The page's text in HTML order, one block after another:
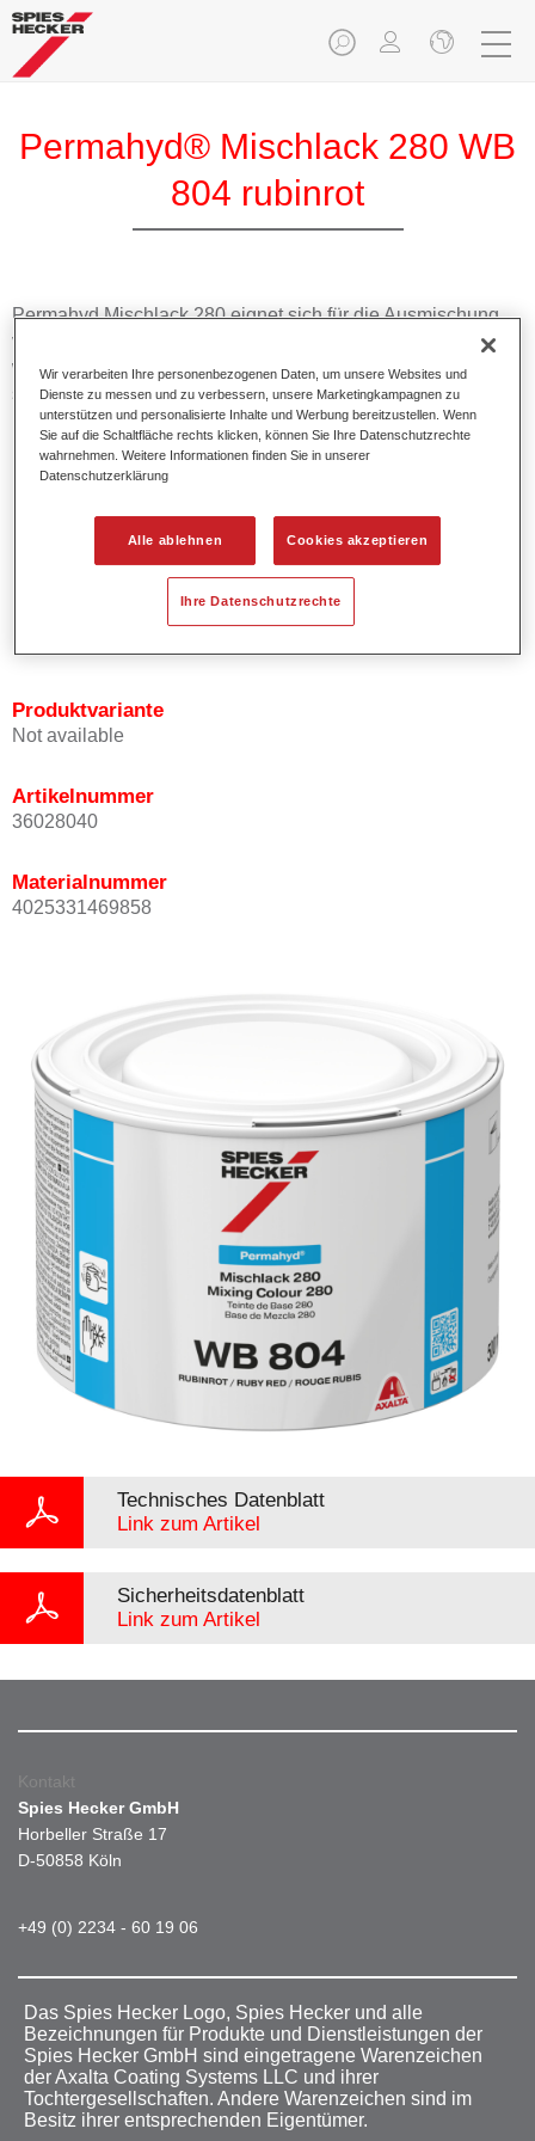
Permahyd® Mischlack 280 WB
804 rubinrot
Permahyd Mischlack 280 eignet sich für die Ausmischung
von Permahyd Perlmutt Basislack 285, einem hochwertigen
wasserverdünnbaren Basislacksystem. Es basiert auf einer
speziellen PU-Dispersionstechnologie für Uni- und
Effektlackierungen.
Produktmerkmale
1,5 Spritzgängen.
Bietet ein gutes Standvermögen.
Verfügt über ein hohes Deckvermögen.
Besitzt eine hohe Farbtongenauigkeit.
Produktvariante
Not available
Artikelnummer
36028040
Materialnummer
4025331469858
Technisches Datenblatt
Link zum Artikel
Sicherheitsdatenblatt
Link zum Artikel
Kontakt
Spies Hecker GmbH
Horbeller Straße 17
D-50858 Köln
+49 (0) 2234 - 60 19 06
Das Spies Hecker Logo, Spies Hecker und alle
Bezeichnungen für Produkte und Dienstleistungen der
Spies Hecker GmbH sind eingetragene Warenzeichen
der Axalta Coating Systems LLC und ihrer
Tochtergesellschaften. Andere Warenzeichen sind im
Besitz ihrer entsprechenden Eigentümer.
Wir verarbeiten Ihre personenbezogenen Daten, um unsere Websites und
Dienste zu messen und zu verbessern, unsere Marketingkampagnen zu
unterstützen und personalisierte Inhalte und Werbung bereitzustellen. Wenn
Sie auf die Schaltfläche rechts klicken, können Sie Ihre Datenschutzrechte
wahrnehmen. Weitere Informationen finden Sie in unserer
Datenschutzerklärung
Alle ablehnen Cookies akzeptieren
Ihre Datenschutzrechte